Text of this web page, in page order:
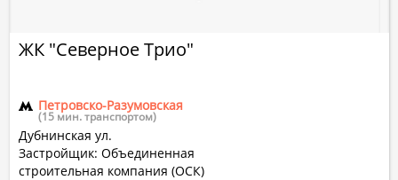
ЖК "Северное Трио"
Петровско-Разумовская
(15 мин. транспортом)
Дубнинская ул.
Застройщик: Объединенная
строительная компания (ОСК)